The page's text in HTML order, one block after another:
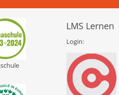
LMS Lernen
Login: